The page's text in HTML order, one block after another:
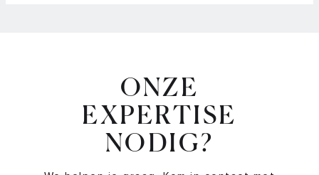
ONZE
EXPERTISE
NODIG?